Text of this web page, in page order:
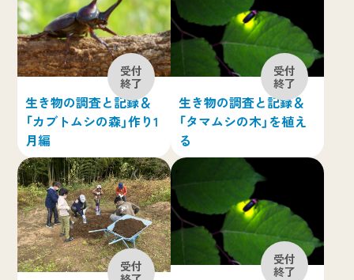
生き物の調査と記録＆
「カブトムシの森」作り1
月編
生き物の調査と記録＆
「タマムシの木」を植え
る